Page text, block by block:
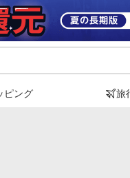
ピング 旅